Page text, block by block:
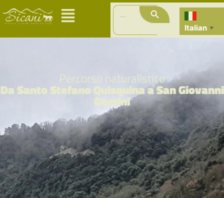
Search
for:
Search Button
Italian ▼
Percorso naturalistico
Da Santo Stefano Quisquina a San Giovanni
Gemini